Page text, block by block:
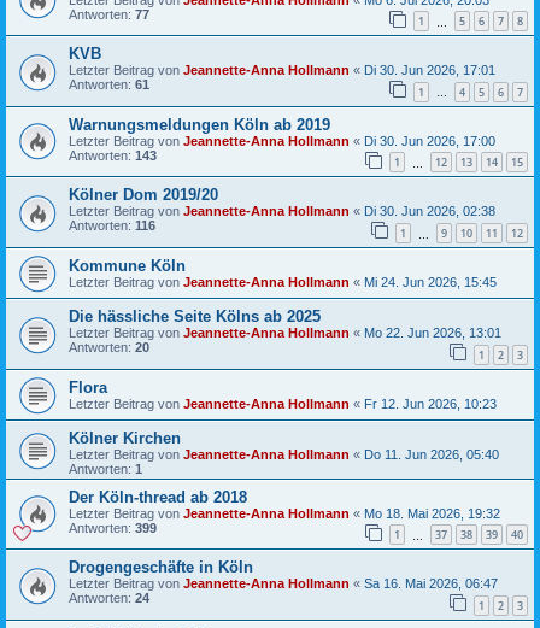
Antworten: 77 1 5 6 7 8
KVB
Letzter Beitrag von Jeannette-Anna Hollmann « Di 30. Jun 2026, 17:01
Antworten: 61 1 … 4 5 6 7
Warnungsmeldungen Köln ab 2019
Letzter Beitrag von Jeannette-Anna Hollmann « Di 30. Jun 2026, 17:00
Antworten: 143 1 12 13 14 15
Kölner Dom 2019/20
Letzter Beitrag von Jeannette-Anna Hollmann « Di 30. Jun 2026, 02:38
Antworten: 116 1 9 10 11 12
Kommune Köln
Letzter Beitrag von Jeannette-Anna Hollmann « Mi 24. Jun 2026, 15:45
Die hässliche Seite Kölns ab 2025
Letzter Beitrag von Jeannette-Anna Hollmann « Mo 22. Jun 2026, 13:01
Antworten: 20 1 2 3
Flora
Letzter Beitrag von Jeannette-Anna Hollmann « Fr 12. Jun 2026, 10:23
Kölner Kirchen
Letzter Beitrag von Jeannette-Anna Hollmann « Do 11. Jun 2026, 05:40
Antworten: 1
Der Köln-thread ab 2018
Letzter Beitrag von Jeannette-Anna Hollmann « Mo 18. Mai 2026, 19:32
Antworten: 399 1 37 38 39 40
Drogengeschäfte in Köln
Letzter Beitrag von Jeannette-Anna Hollmann « Sa 16. Mai 2026, 06:47
Antworten: 24 1 2 3